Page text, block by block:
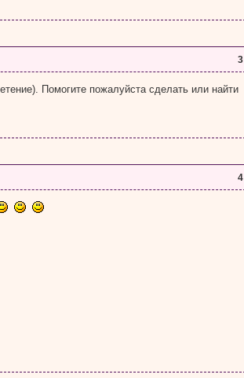
3
Помогите пожалуйста сделать или найти
4